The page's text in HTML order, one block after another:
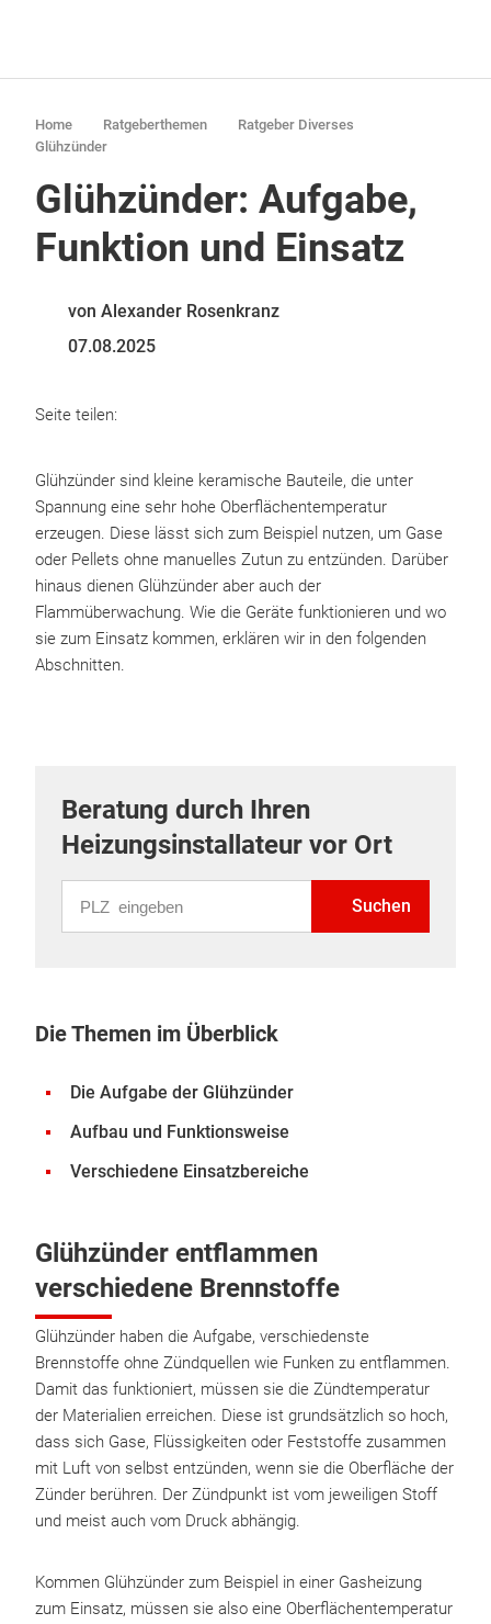
Home Ratgeberthemen
Ratgeber Diverses
Glühzünder
Glühzünder: Aufgabe,
Funktion und Einsatz
von Alexander Rosenkranz
07.08.2025
Seite teilen:
Glühzünder sind kleine keramische Bauteile, die unter
Spannung eine sehr hohe Oberflächentemperatur
erzeugen. Diese lässt sich zum Beispiel nutzen, um Gase
oder Pellets ohne manuelles Zutun zu entzünden. Darüber
hinaus dienen Glühzünder aber auch der
Flammüberwachung. Wie die Geräte funktionieren und wo
sie zum Einsatz kommen, erklären wir in den folgenden
Abschnitten.
Beratung durch Ihren
Heizungsinstallateur vor Ort
Suchen
Die Themen im Überblick
Die Aufgabe der Glühzünder
Aufbau und Funktionsweise
Verschiedene Einsatzbereiche
Glühzünder entflammen
verschiedene Brennstoffe
Glühzünder haben die Aufgabe, verschiedenste
Brennstoffe ohne Zündquellen wie Funken zu entflammen.
Damit das funktioniert, müssen sie die Zündtemperatur
der Materialien erreichen. Diese ist grundsätzlich so hoch,
dass sich Gase, Flüssigkeiten oder Feststoffe zusammen
mit Luft von selbst entzünden, wenn sie die Oberfläche der
Zünder berühren. Der Zündpunkt ist vom jeweiligen Stoff
und meist auch vom Druck abhängig.
Kommen Glühzünder zum Beispiel in einer Gasheizung
zum Einsatz, müssen sie also eine Oberflächentemperatur